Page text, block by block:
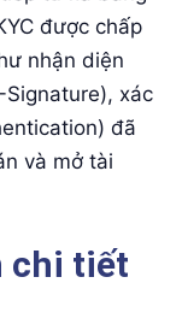
được chấp
nhận diện
Signature), xác
đã
và mở tài
chi tiết